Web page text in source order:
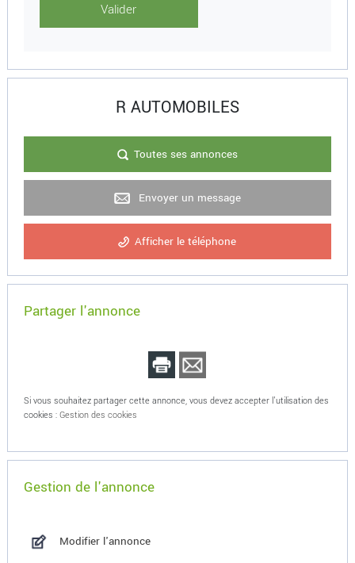
R AUTOMOBILES
Toutes ses annonces
Envoyer un message
Afficher le téléphone
Partager l'annonce
Si vous souhaitez partager cette annonce, vous devez accepter l'utilisation des
cookies : Gestion des cookies
Gestion de l'annonce
Modifier l'annonce